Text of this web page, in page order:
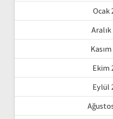
Ocak
Aralık
Ekim
Eylül